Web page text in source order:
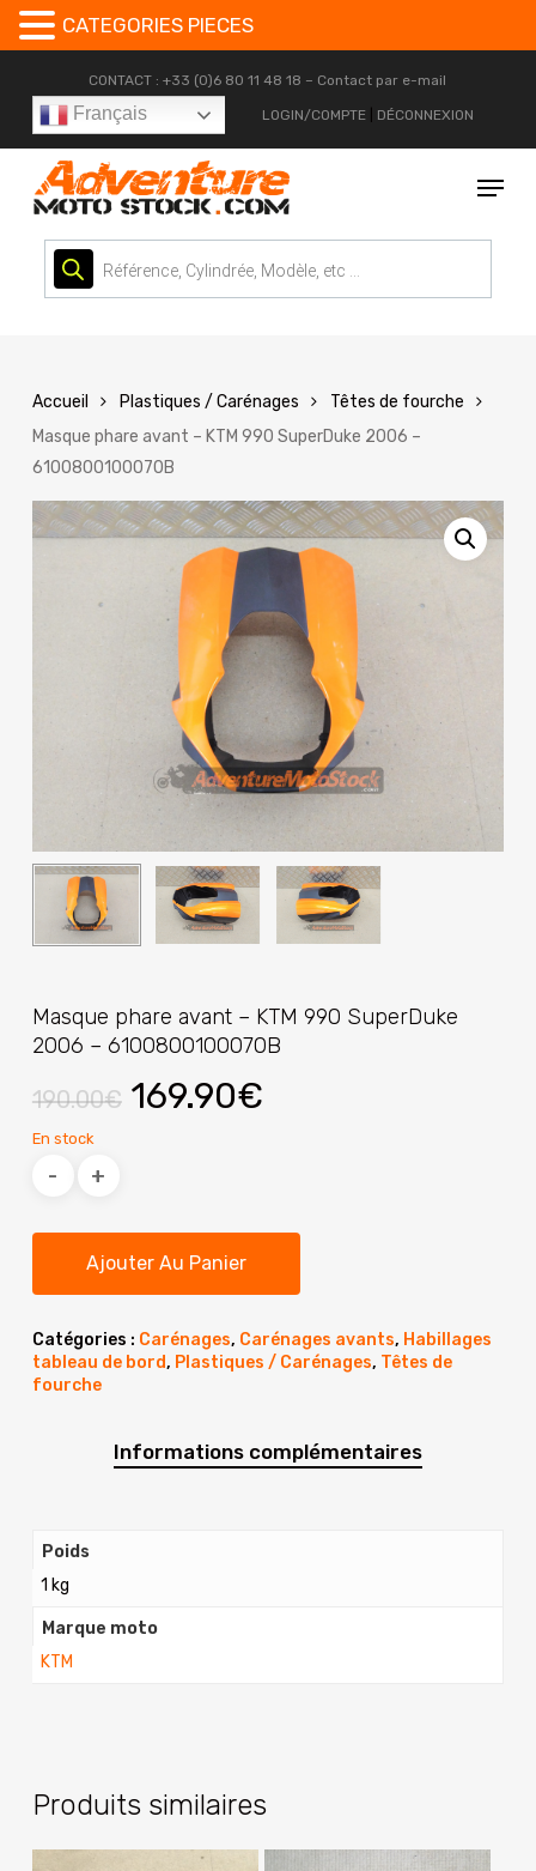
content
CONTACT : +33 (0)6 80 11 48 18 – Contact par e-mail
Français LOGIN/COMPTE| DÉCONNEXION
Menu
Recherche
de
produits
Accueil Plastiques / Carénages
Têtes de fourche
Masque phare avant – KTM 990 SuperDuke 2006 –
6100800100070B
Masque phare avant – KTM 990 SuperDuke
2006 – 6100800100070B
190.00€ Le
190.00€.
169.90€Le
169.90€.
En stock
Ajouter Au Panier
Catégories : Carénages, Carénages avants, Habillages
tableau de bord, Plastiques / Carénages, Têtes de
fourche
Informations complémentaires
Poids
1 kg
Marque moto
KTM
Produits similaires
CATEGORIES PIECES